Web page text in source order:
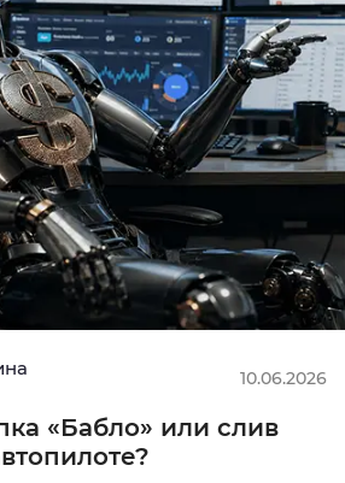
10.06.2026
«Бабло» или слив